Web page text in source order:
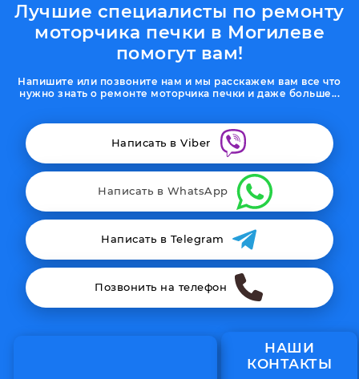
Лучшие специалисты по ремонту
моторчика печки в Могилеве
помогут вам!
Напишите или позвоните нам и мы расскажем вам все что
нужно знать о ремонте моторчика печки и даже больше...
Написать в Viber
Написать в WhatsApp
Написать в Telegram
Позвонить на телефон
НАШИ
КОНТАКТЫ